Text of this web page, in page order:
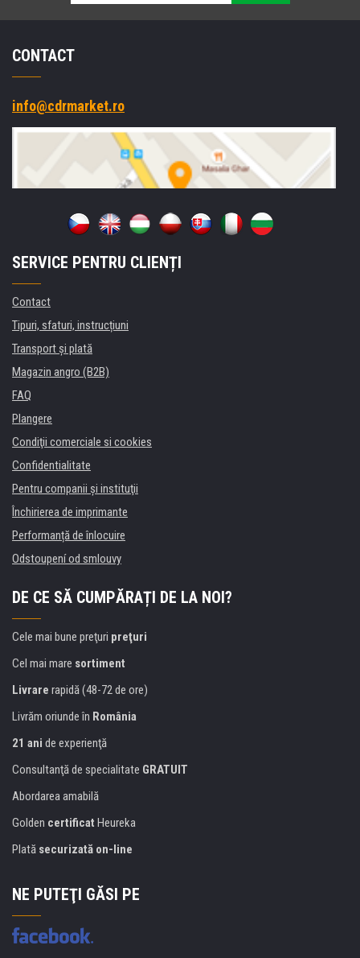
CONTACT
info@cdrmarket.ro
SERVICE PENTRU CLIENȚI
Contact
Tipuri, sfaturi, instrucțiuni
Transport şi plată
Magazin angro (B2B)
FAQ
Plangere
Condiţii comerciale si cookies
Confidentialitate
Pentru companii și instituţii
Închirierea de imprimante
Performanță de înlocuire
Odstoupení od smlouvy
DE CE SĂ CUMPĂRAȚI DE LA NOI?
Cele mai bune preţuri preţuri
Cel mai mare sortiment
Livrare rapidă (48-72 de ore)
Livrăm oriunde în România
21 ani de experienţă
Consultanţă de specialitate GRATUIT
Abordarea amabilă
Golden certificat Heureka
Plată securizată on-line
NE PUTEŢI GĂSI PE